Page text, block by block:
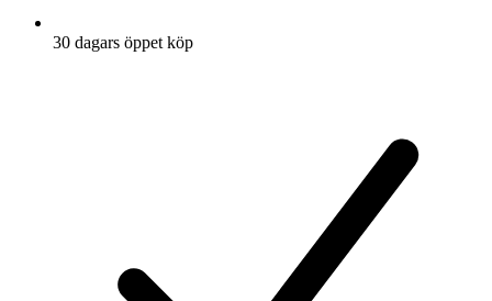
30 dagars öppet köp